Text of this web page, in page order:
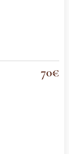
70€